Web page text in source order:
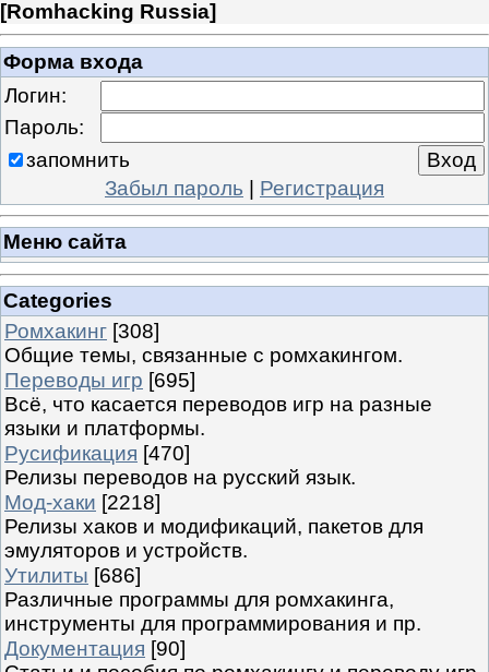
[Romhacking Russia]
Форма входа
Логин:
Пароль:
запомнить
Забыл пароль | Регистрация
Меню сайта
Categories
Ромхакинг [308]
Общие темы, связанные с ромхакингом.
Переводы игр [695]
Всё, что касается переводов игр на разные
языки и платформы.
Русификация [470]
Релизы переводов на русский язык.
Мод-хаки [2218]
Релизы хаков и модификаций, пакетов для
эмуляторов и устройств.
Утилиты [686]
Различные программы для ромхакинга,
инструменты для программирования и пр.
Документация [90]